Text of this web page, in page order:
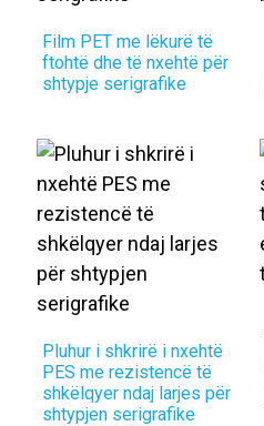
Film PET me lëkurë të
ftohtë dhe të nxehtë për
shtypje serigrafike
Pluhur i shkrirë i nxehtë
PES me rezistencë të
shkëlqyer ndaj larjes për
shtypjen serigrafike